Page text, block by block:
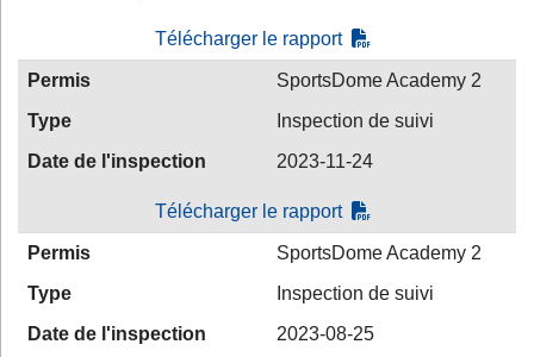
Télécharger le rapport
Permis
SportsDome Academy 2
Type
Inspection de suivi
Date de l'inspection
2023-11-24
Télécharger le rapport
Permis
SportsDome Academy 2
Type
Inspection de suivi
Date de l'inspection
2023-08-25